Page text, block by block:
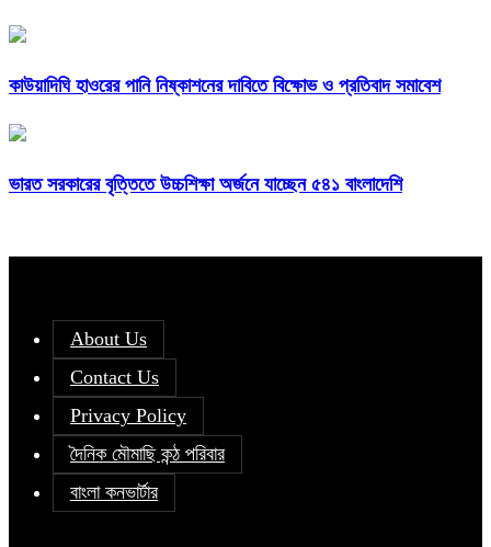
কাউয়াদিঘি হাওরের পানি নিষ্কাশনের দাবিতে বিক্ষোভ ও প্রতিবাদ সমাবেশ
ভারত সরকারের বৃত্তিতে উচ্চশিক্ষা অর্জনে যাচ্ছেন ৫৪১ বাংলাদেশি
About Us
Contact Us
Privacy Policy
দৈনিক মৌমাছি কন্ঠ পরিবার
বাংলা কনভার্টার